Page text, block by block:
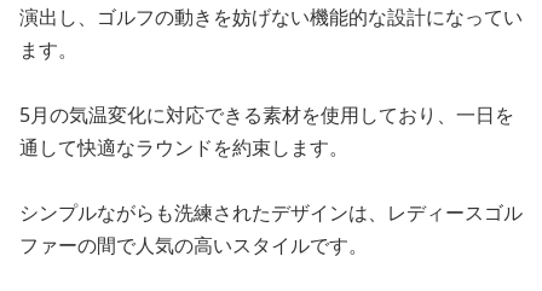
演出し、ゴルフの動きを妨げない機能的な設計になってい
ます。
5月の気温変化に対応できる素材を使用しており、一日を
通して快適なラウンドを約束します。
シンプルながらも洗練されたデザインは、レディースゴル
ファーの間で人気の高いスタイルです。